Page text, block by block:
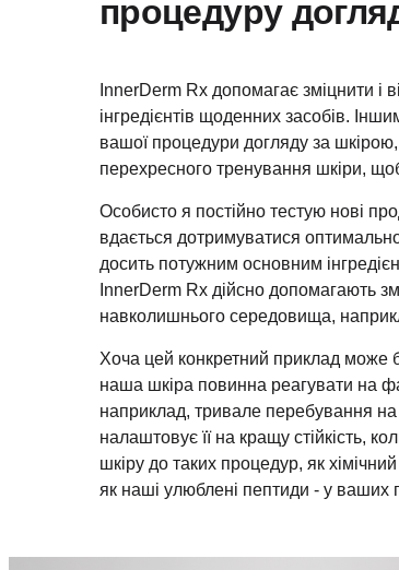
процедуру
InnerDerm Rx допомагає зміцнити і
інгредієнтів щоденних засобів.
вашої процедури догляду за
перехресного тренування шкіри, щоб
Особисто я постійно тестую нові
вдається дотримуватися
досить потужним основним
InnerDerm Rx дійсно допомагають
навколишнього середовища,
Хоча цей конкретний приклад може
наша шкіра повинна реагувати на
наприклад, тривале перебування
налаштовує її на кращу стійкість,
шкіру до таких процедур, як хімічний
як наші улюблені пептиди - у ваших